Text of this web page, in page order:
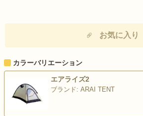
お気に入り
カラーバリエーション
エアライズ2
ブランド: ARAI TENT